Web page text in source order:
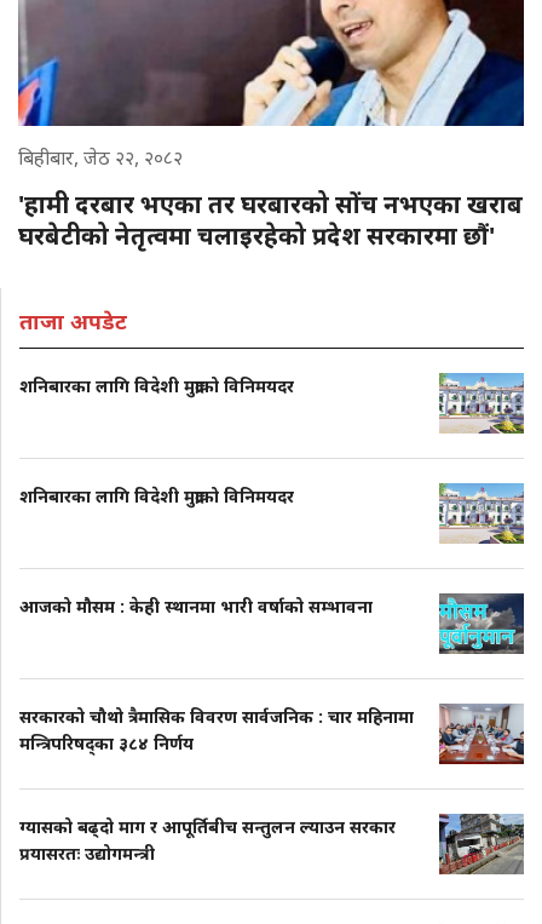
बिहीबार, जेठ २२, २०८२
'हामी दरबार भएका तर घरबारको सोंच नभएका खराब
घरबेटीको नेतृत्वमा चलाइरहेको प्रदेश सरकारमा छौं'
ताजा अपडेट
शनिबारका लागि विदेशी मुद्राको विनिमयदर
शनिबारका लागि विदेशी मुद्राको विनिमयदर
आजको मौसम : केही स्थानमा भारी वर्षाको सम्भावना
सरकारको चौथो त्रैमासिक विवरण सार्वजनिक : चार महिनामा
मन्त्रिपरिषद्का ३८४ निर्णय
ग्यासको बढ्दो माग र आपूर्तिबीच सन्तुलन ल्याउन सरकार
प्रयासरतः उद्योगमन्त्री